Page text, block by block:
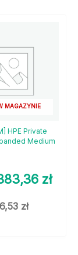
MAGAZYNIE
HPE Private
Medium
zł
zł